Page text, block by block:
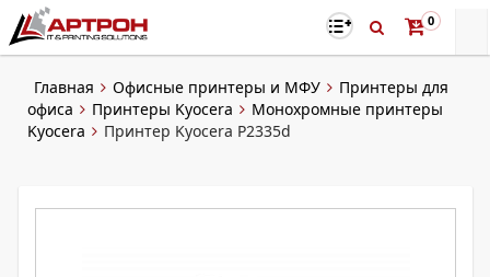
0
Главная Офисные принтеры и МФУ
Принтеры для
офиса
Принтеры Kyocera
Монохромные принтеры
Kyocera
Принтер Kyocera P2335d